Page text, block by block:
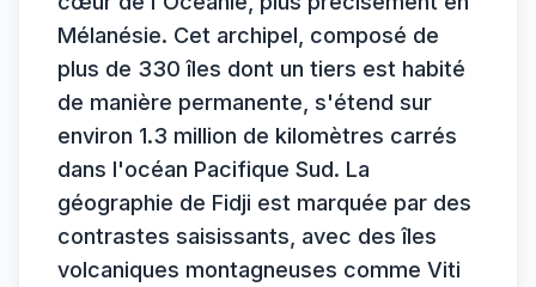
Mélanésie. Cet archipel, composé de
plus de 330 îles dont un tiers est habité
de manière permanente, s'étend sur
environ 1.3 million de kilomètres carrés
dans l'océan Pacifique Sud. La
géographie de Fidji est marquée par des
contrastes saisissants, avec des îles
volcaniques montagneuses comme Viti